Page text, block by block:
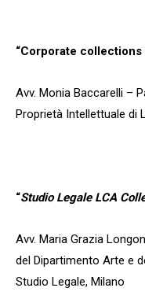
“Corporate collections
Avv. Monia Baccarelli –
Proprietà Intellettuale di
“Studio Legale LCA
Avv. Maria Grazia
del Dipartimento Arte e
Studio Legale, Milano